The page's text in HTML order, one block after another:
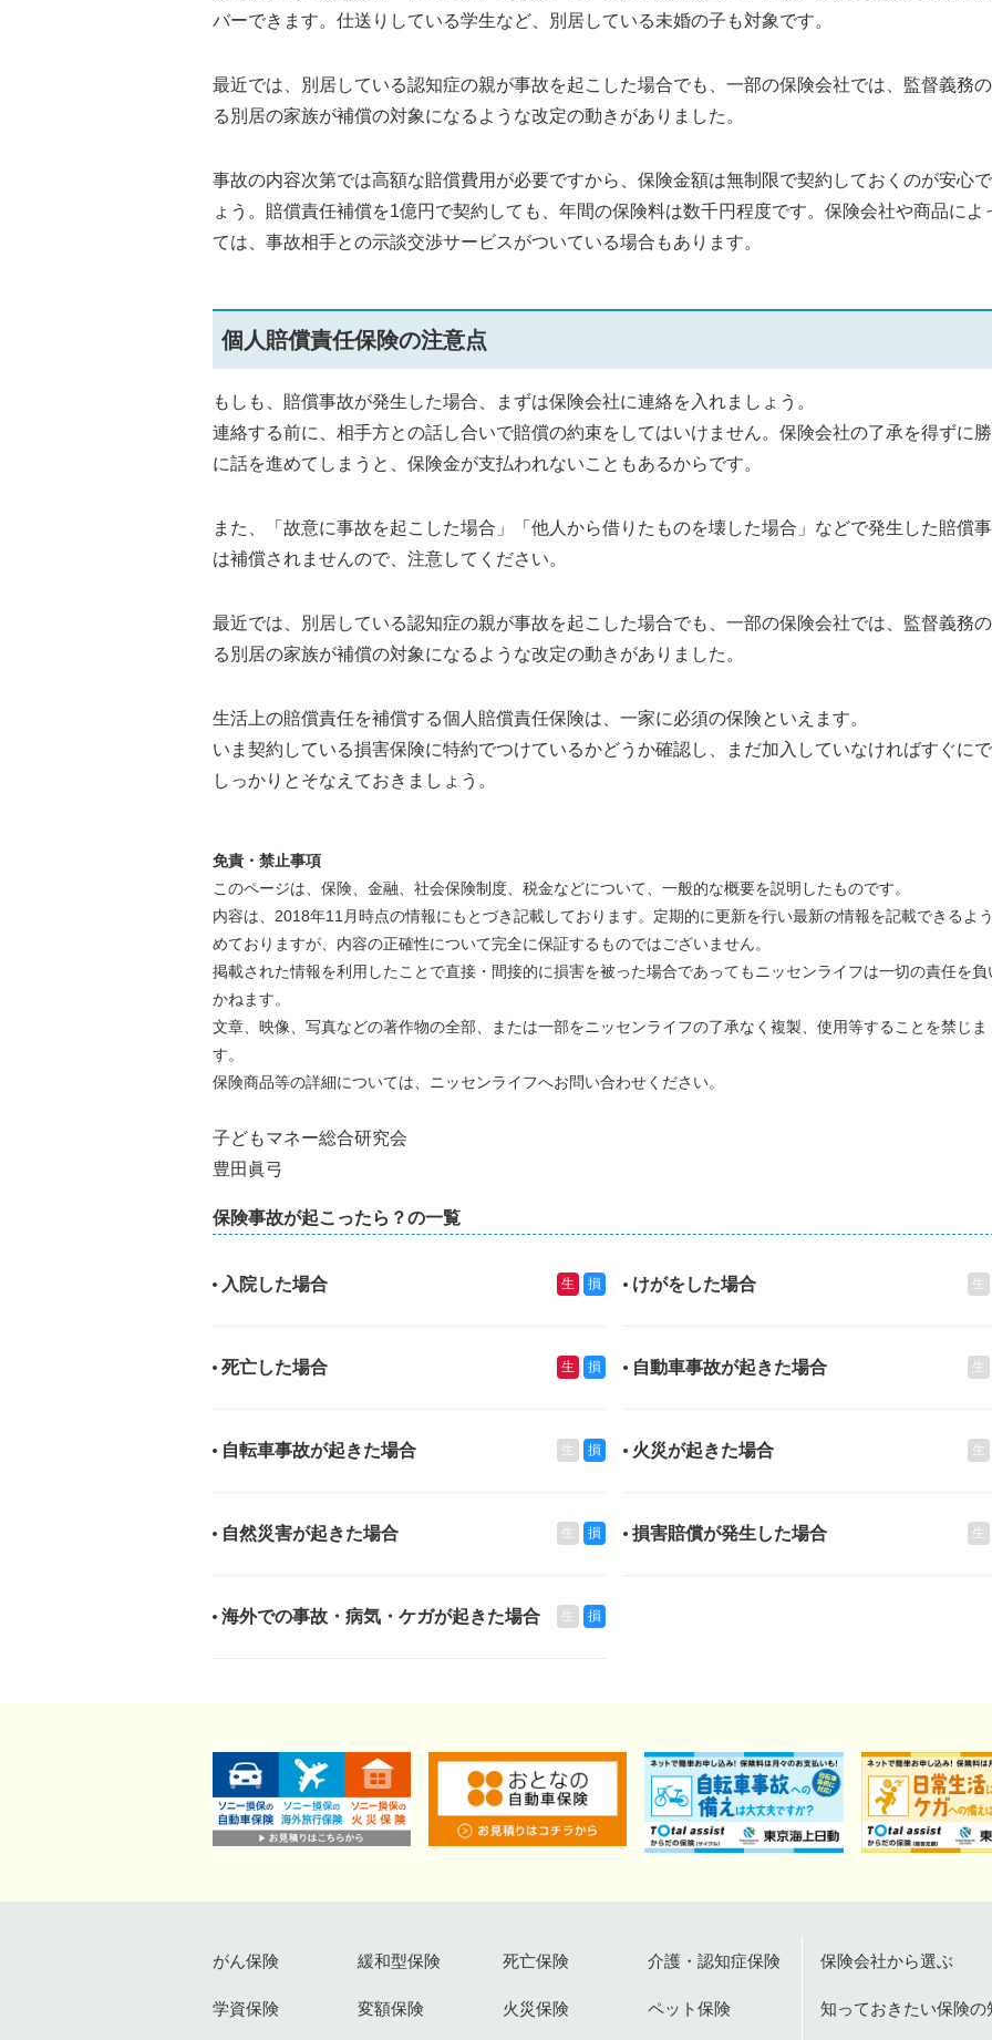
バーできます。仕送りしている学生など、別居している未婚の子も対象です。
最近では、別居している認知症の親が事故を起こした場合でも、一部の保険会社では、監督義務
る別居の家族が補償の対象になるような改定の動きがありました。
事故の内容次第では高額な賠償費用が必要ですから、保険金額は無制限で契約しておくのが安心
ょう。賠償責任補償を1億円で契約しても、年間の保険料は数千円程度です。保険会社や商品によ
ては、事故相手との示談交渉サービスがついている場合もあります。
個人賠償責任保険の注意点
もしも、賠償事故が発生した場合、まずは保険会社に連絡を入れましょう。
連絡する前に、相手方との話し合いで賠償の約束をしてはいけません。保険会社の了承を得ずに
に話を進めてしまうと、保険金が支払われないこともあるからです。
また、「故意に事故を起こした場合」「他人から借りたものを壊した場合」などで発生した賠償
は補償されませんので、注意してください。
最近では、別居している認知症の親が事故を起こした場合でも、一部の保険会社では、監督義務
る別居の家族が補償の対象になるような改定の動きがありました。
生活上の賠償責任を補償する個人賠償責任保険は、一家に必須の保険といえます。
いま契約している損害保険に特約でつけているかどうか確認し、まだ加入していなければすぐに
しっかりとそなえておきましょう。
免責・禁止事項
このページは、保険、金融、社会保険制度、税金などについて、一般的な概要を説明したものです。
内容は、2018年11月時点の情報にもとづき記載しております。定期的に更新を行い最新の情報を記載できるよ
めておりますが、内容の正確性について完全に保証するものではございません。
掲載された情報を利用したことで直接・間接的に損害を被った場合であってもニッセンライフは一切の責任を負
かねます。
文章、映像、写真などの著作物の全部、または一部をニッセンライフの了承なく複製、使用等することを禁じま
す。
保険商品等の詳細については、ニッセンライフへお問い合わせください。
子どもマネー総合研究会
豊田眞弓
保険事故が起こったら？の一覧
入院した場合 生 損 けがをした場合 生
死亡した場合 生 損 自動車事故が起きた場合 生
自転車事故が起きた場合 生 損 火災が起きた場合 生
自然災害が起きた場合 生 損 損害賠償が発生した場合 生
海外での事故・病気・ケガが起きた場合 生 損
がん保険 緩和型保険 死亡保険 介護・認知症保険
学資保険 変額保険 火災保険 ペット保険
保険会社から選ぶ
知っておきたい保険の